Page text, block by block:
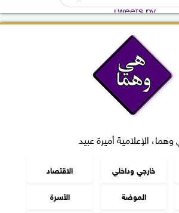
Tweets by
الإعلامية أميرة عبيد
خارجي وداخلي
الاقتصاد
الموضة الأسرة